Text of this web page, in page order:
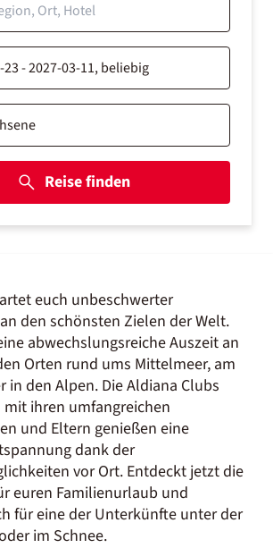
Reise finden
euch unbeschwerter
den schönsten Zielen der Welt.
abwechslungsreiche Auszeit an
Orten rund ums Mittelmeer, am
in den Alpen. Die Aldiana Clubs
ihren umfangreichen
und Eltern genießen eine
dank der
vor Ort. Entdeckt jetzt die
euren Familienurlaub und
für eine der Unterkünfte unter der
im Schnee.